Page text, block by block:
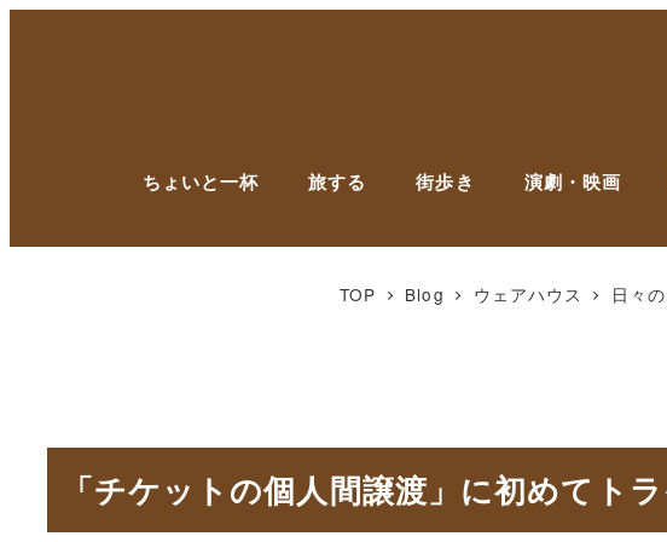
ちょいと一杯 旅する 街歩き 演劇・映画
TOP Blog ウェアハウス 日々
「チケットの個人間譲渡」に初めてトラ